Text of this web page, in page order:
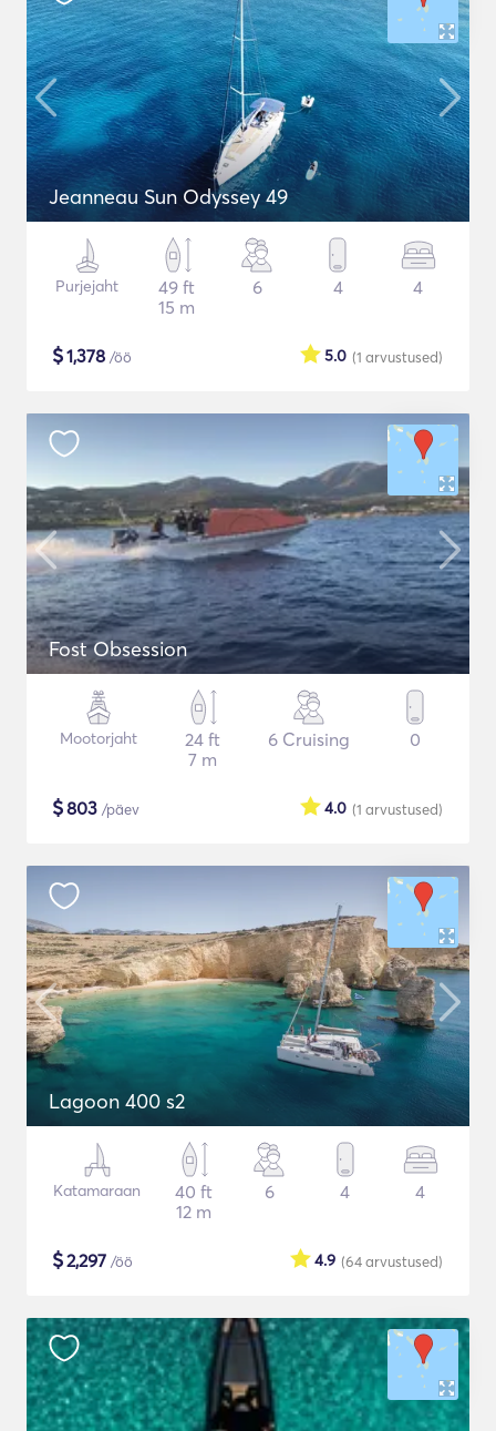
Jeanneau Sun Odyssey 49
Purjejaht
49 ft
15 m
6 4 4
$1,378 /öö (1 arvustused)
5.0
Fost Obsession
Mootorjaht
24 ft
7 m
6 Cruising 0
$803 /päev (1 arvustused)
4.0
Lagoon 400 s2
Katamaraan
40 ft
12 m
6 4 4
$2,297 /öö (64arvustused)
4.9